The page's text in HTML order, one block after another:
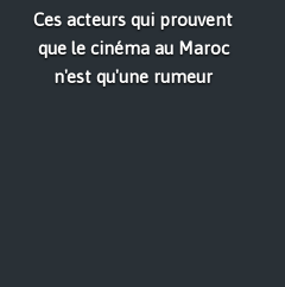
Ces acteurs qui prouvent
que le cinéma au Maroc
n'est qu'une rumeur